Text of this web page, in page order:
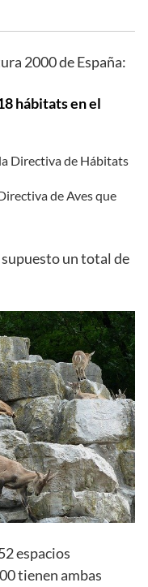
2000 de España:
hábitats en el
Directiva de Hábitats
de Aves que
supuesto un total de
espacios
tienen ambas